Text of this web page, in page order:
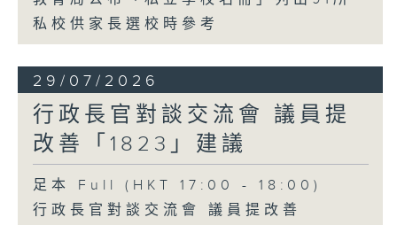
私校供家長選校時參考
29/07/2026
行政長官對談交流會 議員提
改善「1823」建議
足本 Full (HKT 17:00 - 18:00)
行政長官對談交流會 議員提改善